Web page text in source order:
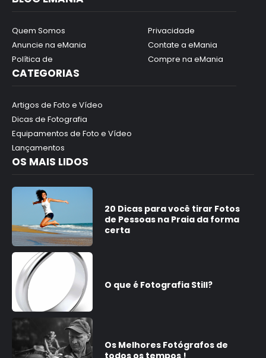
Quem Somos
Anuncie na eMania
Política de
Privacidade
Contate a eMania
Compre na eMania
CATEGORIAS
Artigos de Foto e Vídeo
Dicas de Fotografia
Equipamentos de Foto e Vídeo
Lançamentos
OS MAIS LIDOS
20 Dicas para você tirar Fotos
de Pessoas na Praia da forma
certa
O que é Fotografia Still?
Os Melhores Fotógrafos de
todos os tempos !